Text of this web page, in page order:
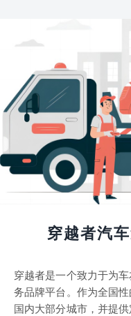
穿越者汽
穿越者是一个致力于为
务品牌平台。作为全国
国内大部分城市，并提